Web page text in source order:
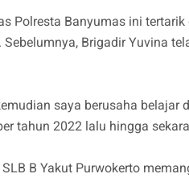
Polresta Banyumas ini tertarik
Brigadir Yuvina
saya berusaha belajar
tahun 2022 lalu hingga
B Yakut Purwokerto